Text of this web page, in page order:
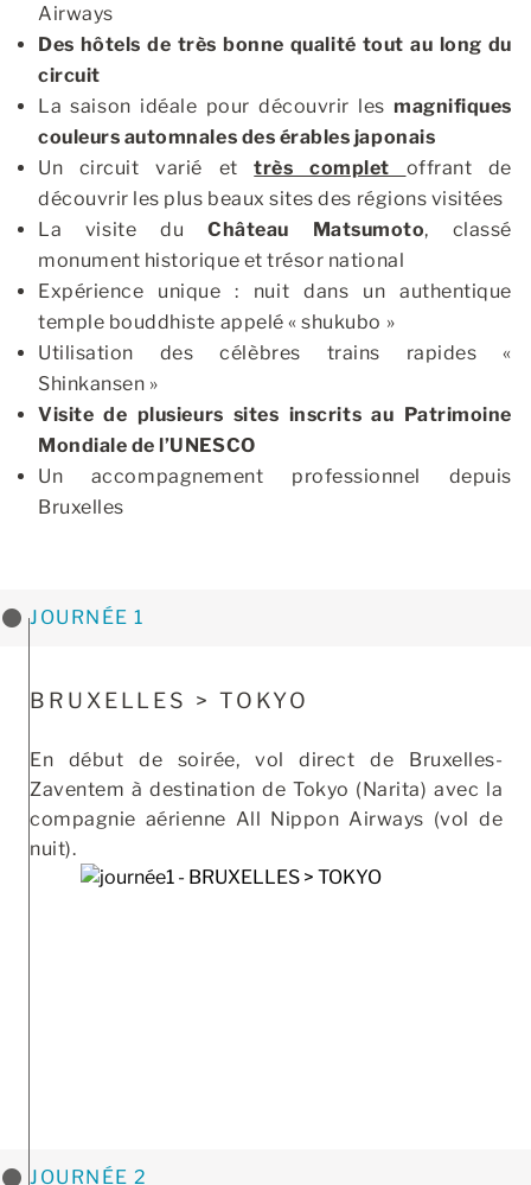
Airways
Des hôtels de très bonne qualité tout au long du
circuit
La saison idéale pour découvrir lesmagnifiques
couleurs automnales des érables japonais
Un circuit varié ettrès complet offrant de
découvrir les plus beaux sites des régions visitées
La visite du Château Matsumoto, classé
monument historique et trésor national
Expérience unique : nuit dans un authentique
temple bouddhiste appelé « shukubo »
Utilisation des célèbres trains rapides «
Shinkansen »
Visite de plusieurs sites inscrits au Patrimoine
Mondiale de l’UNESCO
Un accompagnement professionnel depuis
Bruxelles
JOURNÉE 1
BRUXELLES > TOKYO
En début de soirée, vol direct de Bruxelles-
Zaventem à destination de Tokyo (Narita) avec la
compagnie aérienne All Nippon Airways (vol de
nuit).
JOURNÉE 2